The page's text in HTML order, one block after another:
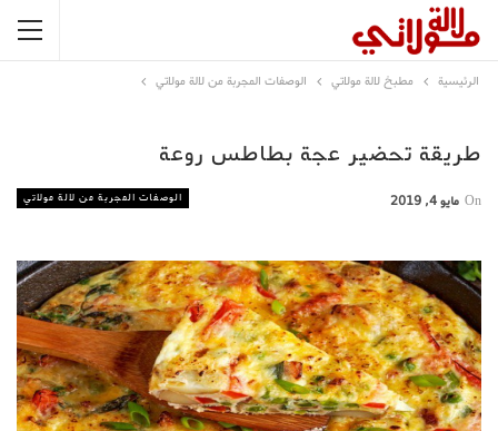
الرئيسية مطبخ لالة مولاتي الوصفات المجربة من لالة مولاتي
طريقة تحضير عجة بطاطس روعة
الوصفات المجربة من لالة مولاتي On مايو 4, 2019